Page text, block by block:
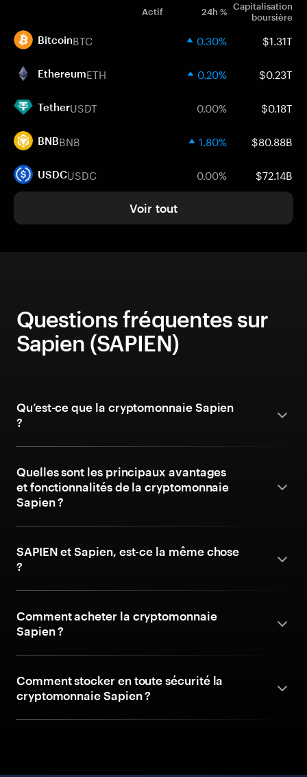
Actif 24h % Capitalisation
boursière
BitcoinBTC 0.30% $1.31T
EthereumETH 0.20% $0.23T
TetherUSDT 0.00% $0.18T
BNBBNB 1.80% $80.88B
USDCUSDC 0.00% $72.14B
Voir tout
Questions fréquentes sur
Sapien (SAPIEN)
Qu’est-ce que la cryptomonnaie Sapien
?
Quelles sont les principaux avantages
et fonctionnalités de la cryptomonnaie
Sapien ?
SAPIEN et Sapien, est-ce la même chose
?
Comment acheter la cryptomonnaie
Sapien ?
Comment stocker en toute sécurité la
cryptomonnaie Sapien ?